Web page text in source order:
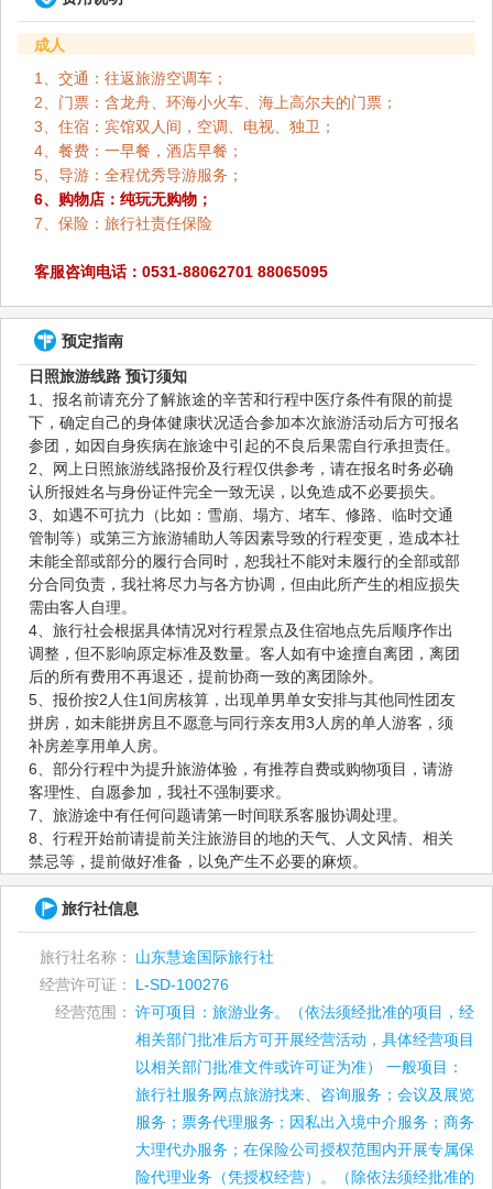
成人
1、交通：往返旅游空调车；
2、门票：含龙舟、环海小火车、海上高尔夫的门票；
3、住宿：宾馆双人间，空调、电视、独卫；
4、餐费：一早餐，酒店早餐；
5、导游：全程优秀导游服务；
6、购物店：纯玩无购物；
7、保险：旅行社责任保险
客服咨询电话：0531-88062701 88065095
预定指南
日照旅游线路 预订须知
1、报名前请充分了解旅途的辛苦和行程中医疗条件有限的前提
下，确定自己的身体健康状况适合参加本次旅游活动后方可报名
参团，如因自身疾病在旅途中引起的不良后果需自行承担责任。
2、网上日照旅游线路报价及行程仅供参考，请在报名时务必确
认所报姓名与身份证件完全一致无误，以免造成不必要损失。
3、如遇不可抗力（比如：雪崩、塌方、堵车、修路、临时交通
管制等）或第三方旅游辅助人等因素导致的行程变更，造成本社
未能全部或部分的履行合同时，恕我社不能对未履行的全部或部
分合同负责，我社将尽力与各方协调，但由此所产生的相应损失
需由客人自理。
4、旅行社会根据具体情况对行程景点及住宿地点先后顺序作出
调整，但不影响原定标准及数量。客人如有中途擅自离团，离团
后的所有费用不再退还，提前协商一致的离团除外。
5、报价按2人住1间房核算，出现单男单女安排与其他同性团友
拼房，如未能拼房且不愿意与同行亲友用3人房的单人游客，须
补房差享用单人房。
6、部分行程中为提升旅游体验，有推荐自费或购物项目，请游
客理性、自愿参加，我社不强制要求。
7、旅游途中有任何问题请第一时间联系客服协调处理。
8、行程开始前请提前关注旅游目的地的天气、人文风情、相关
禁忌等，提前做好准备，以免产生不必要的麻烦。
旅行社信息
旅行社名称：
山东慧途国际旅行社
经营许可证：
L-SD-100276
经营范围： 许可项目：旅游业务。（依法须经批准的项目，经
相关部门批准后方可开展经营活动，具体经营项目
以相关部门批准文件或许可证为准） 一般项目：
旅行社服务网点旅游找来、咨询服务；会议及展览
服务；票务代理服务；因私出入境中介服务；商务
大理代办服务；在保险公司授权范围内开展专属保
险代理业务（凭授权经营）。（除依法须经批准的